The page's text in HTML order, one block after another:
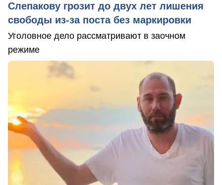
Слепакову грозит до двух лет лишения
свободы из-за поста без маркировки
Уголовное дело рассматривают в заочном
режиме